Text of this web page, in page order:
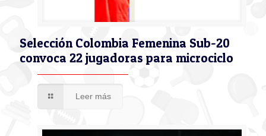
Selección Colombia Femenina Sub-20
convoca 22 jugadoras para microciclo
Leer más